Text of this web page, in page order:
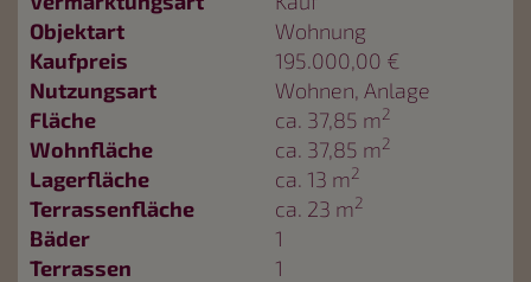
Objektart
Wohnung
Kaufpreis
195.000,00 €
Nutzungsart
Wohnen Anlage
Fläche
ca. 37,85 m2
Wohnfläche ca. 37,85 m2
Lagerfläche ca. 13 m2
Terrassenfläche ca. 23 m2
Bäder
1
Terrassen
1